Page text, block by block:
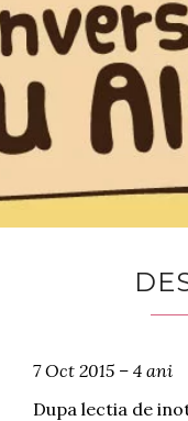
7 Oct 2015 – 4 ani
Dupa lectia de